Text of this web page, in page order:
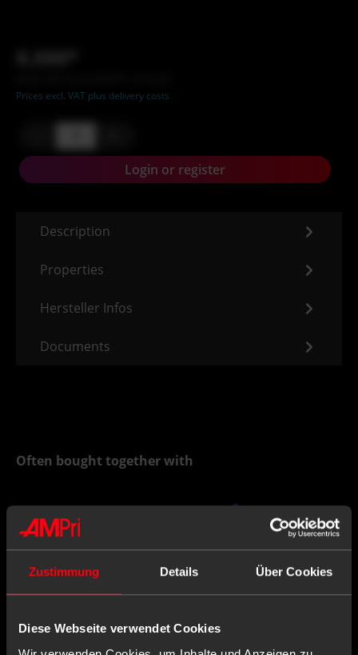
Zustimmung Details Über Cookies
Diese Webseite verwendet Cookies
Prices excl. VAT plus delivery costs
Login or register
Description
Properties
Hersteller Infos
Documents
Often bought together with